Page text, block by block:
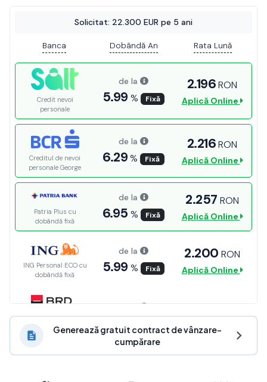
Generează gratuit contract de vânzare-
cumpărare